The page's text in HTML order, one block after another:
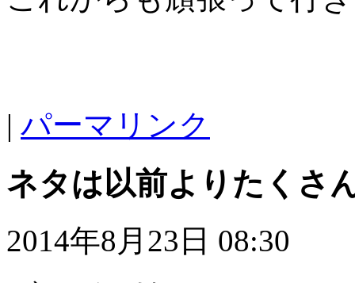
| パーマリンク
ネタは以前よりたくさ
2014年8月23日 08:30